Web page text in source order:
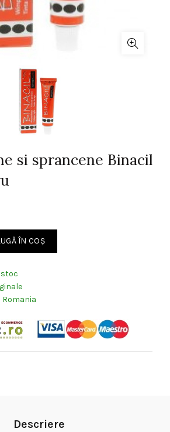
si sprancene Binacil
gene si sprancene Binacil 15 ml, Negru
ÎN COȘ
stoc
Romania
Descriere